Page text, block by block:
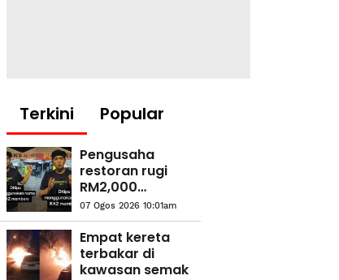
Terkini Popular
Pengusaha
restoran rugi
RM2,000
diperdaya
tempahan palsu
guna nama RXZ
Members
07 Ogos 2026 10:01am
Empat kereta
terbakar di
kawasan semak